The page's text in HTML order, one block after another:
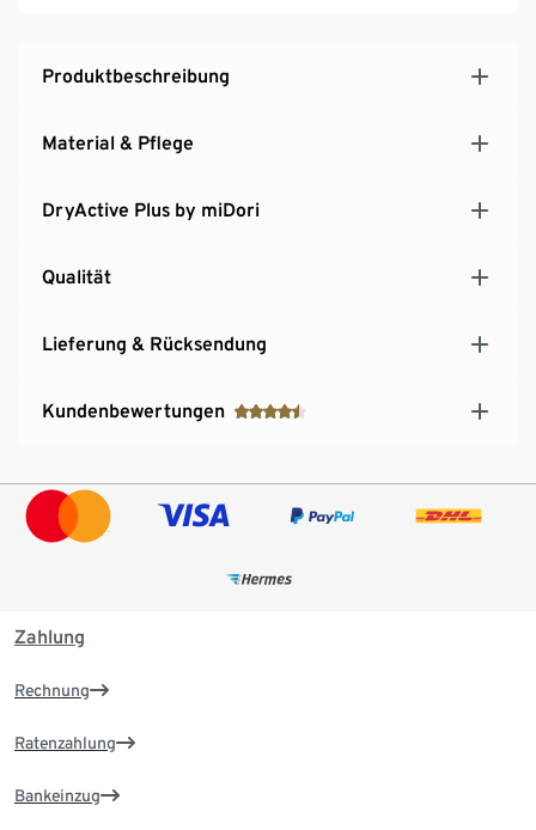
Produktbeschreibung
Material & Pflege
DryActive Plus by miDori
Qualität
Lieferung & Rücksendung
Kundenbewertungen
Zahlung
Rechnung
Ratenzahlung
Bankeinzug